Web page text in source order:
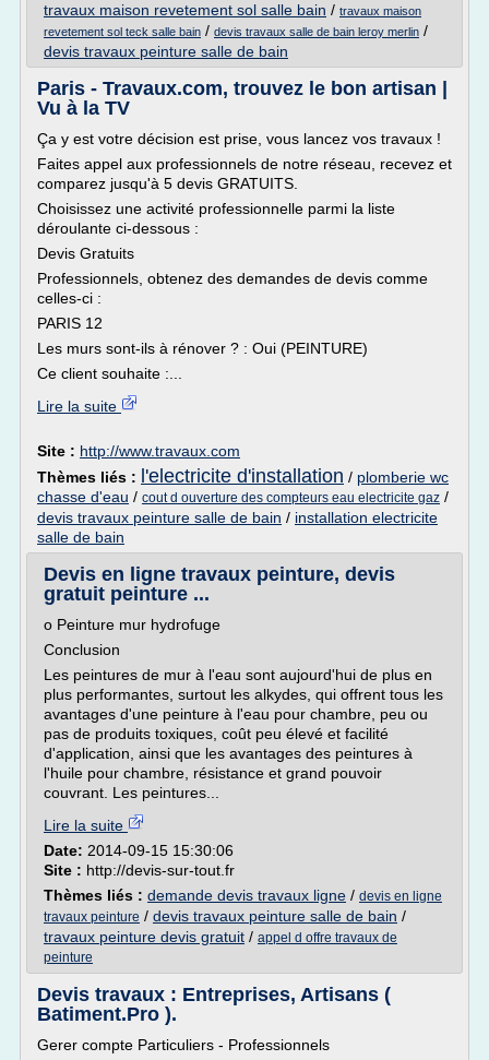
travaux maison revetement sol salle bain / travaux maison
revetement sol teck salle bain / devis travaux salle de bain leroy merlin /
devis travaux peinture salle de bain
Paris - Travaux.com, trouvez le bon artisan |
Vu à la TV
Ça y est votre décision est prise, vous lancez vos travaux !
Faites appel aux professionnels de notre réseau, recevez et
comparez jusqu'à 5 devis GRATUITS.
Choisissez une activité professionnelle parmi la liste
déroulante ci-dessous :
Devis Gratuits
Professionnels, obtenez des demandes de devis comme
celles-ci :
PARIS 12
Les murs sont-ils à rénover ? : Oui (PEINTURE)
Ce client souhaite :...
Lire la suite
Site : http://www.travaux.com
Thèmes liés :
l'electricite d'installation / plomberie wc
chasse d'eau / cout d ouverture des compteurs eau electricite gaz /
devis travaux peinture salle de bain / installation electricite
salle de bain
Devis en ligne travaux peinture, devis
gratuit peinture ...
o Peinture mur hydrofuge
Conclusion
Les peintures de mur à l'eau sont aujourd'hui de plus en
plus performantes, surtout les alkydes, qui offrent tous les
avantages d'une peinture à l'eau pour chambre, peu ou
pas de produits toxiques, coût peu élevé et facilité
d'application, ainsi que les avantages des peintures à
l'huile pour chambre, résistance et grand pouvoir
couvrant. Les peintures...
Lire la suite
Date: 2014-09-15 15:30:06
Site : http://devis-sur-tout.fr
Thèmes liés : demande devis travaux ligne / devis en ligne
travaux peinture / devis travaux peinture salle de bain /
travaux peinture devis gratuit / appel d offre travaux de
peinture
Devis travaux : Entreprises, Artisans (
Batiment.Pro ).
Gerer compte Particuliers - Professionnels